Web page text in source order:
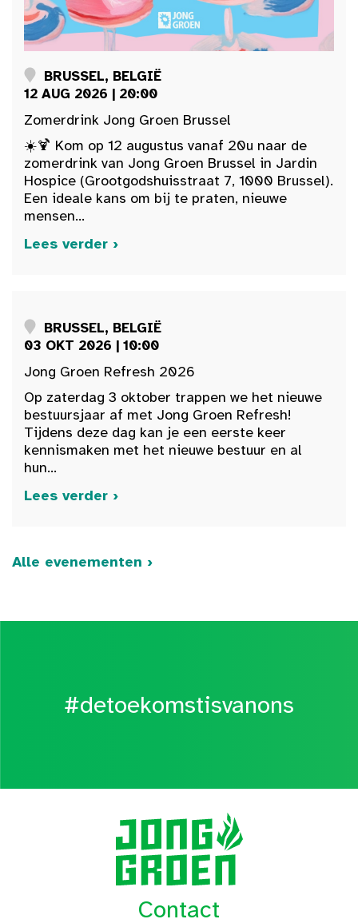
BRUSSEL, BELGIË
12 AUG 2026 | 20:00
Zomerdrink Jong Groen Brussel
☀️🍹 Kom op 12 augustus vanaf 20u naar de
zomerdrink van Jong Groen Brussel in Jardin
Hospice (Grootgodshuisstraat 7, 1000 Brussel).
Een ideale kans om bij te praten, nieuwe
mensen...
Lees verder ›
BRUSSEL, BELGIË
03 OKT 2026 | 10:00
Jong Groen Refresh 2026
Op zaterdag 3 oktober trappen we het nieuwe
bestuursjaar af met Jong Groen Refresh!
Tijdens deze dag kan je een eerste keer
kennismaken met het nieuwe bestuur en al
hun...
Lees verder ›
Alle evenementen ›
#detoekomstisvanons
Contact